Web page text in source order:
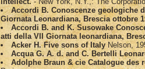
Accordi B. Conoscenze
Giornata Leonardiana, Brescia ottobre
Accordi B. and K. Susowake
atti della VII Giornata leonardiana,
Acker H. Five sons of Italy Nelson,
Acqua G. A. d. and C. Bertelli
Adolphe Braun & cie Catalogue